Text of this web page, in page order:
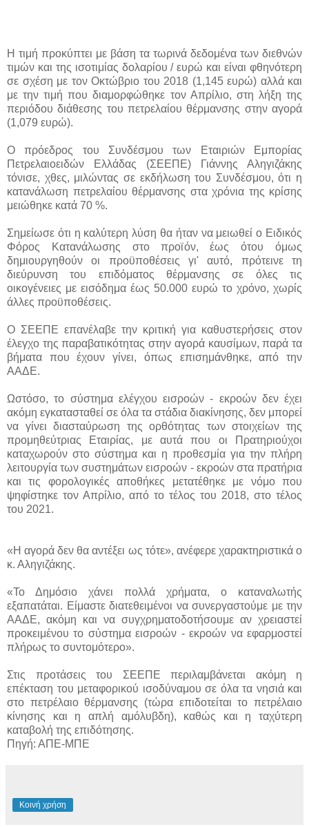
Η τιμή προκύπτει με βάση τα τωρινά δεδομένα των διεθνών
τιμών και της ισοτιμίας δολαρίου / ευρώ και είναι φθηνότερη
σε σχέση με τον Οκτώβριο του 2018 (1,145 ευρώ) αλλά και
με την τιμή που διαμορφώθηκε τον Απρίλιο, στη λήξη της
περιόδου διάθεσης του πετρελαίου θέρμανσης στην αγορά
(1,079 ευρώ).
Ο πρόεδρος του Συνδέσμου των Εταιριών Εμπορίας
Πετρελαιοειδών Ελλάδας (ΣΕΕΠΕ) Γιάννης Αληγιζάκης
τόνισε, χθες, μιλώντας σε εκδήλωση του Συνδέσμου, ότι η
κατανάλωση πετρελαίου θέρμανσης στα χρόνια της κρίσης
μειώθηκε κατά 70 %.
Σημείωσε ότι η καλύτερη λύση θα ήταν να μειωθεί ο Ειδικός
Φόρος Κατανάλωσης στο προϊόν, έως ότου όμως
δημιουργηθούν οι προϋποθέσεις γι' αυτό, πρότεινε τη
διεύρυνση του επιδόματος θέρμανσης σε όλες τις
οικογένειες με εισόδημα έως 50.000 ευρώ το χρόνο, χωρίς
άλλες προϋποθέσεις.
Ο ΣΕΕΠΕ επανέλαβε την κριτική για καθυστερήσεις στον
έλεγχο της παραβατικότητας στην αγορά καυσίμων, παρά τα
βήματα που έχουν γίνει, όπως επισημάνθηκε, από την
ΑΑΔΕ.
Ωστόσο, το σύστημα ελέγχου εισροών - εκροών δεν έχει
ακόμη εγκατασταθεί σε όλα τα στάδια διακίνησης, δεν μπορεί
να γίνει διασταύρωση της ορθότητας των στοιχείων της
προμηθεύτριας Εταιρίας, με αυτά που οι Πρατηριούχοι
καταχωρούν στο σύστημα και η προθεσμία για την πλήρη
λειτουργία των συστημάτων εισροών - εκροών στα πρατήρια
και τις φορολογικές αποθήκες μετατέθηκε με νόμο που
ψηφίστηκε τον Απρίλιο, από το τέλος του 2018, στο τέλος
του 2021.
«Η αγορά δεν θα αντέξει ως τότε», ανέφερε χαρακτηριστικά ο
κ. Αληγιζάκης.
«Το Δημόσιο χάνει πολλά χρήματα, ο καταναλωτής
εξαπατάται. Είμαστε διατεθειμένοι να συνεργαστούμε με την
ΑΑΔΕ, ακόμη και να συγχρηματοδοτήσουμε αν χρειαστεί
προκειμένου το σύστημα εισροών - εκροών να εφαρμοστεί
πλήρως το συντομότερο».
Στις προτάσεις του ΣΕΕΠΕ περιλαμβάνεται ακόμη η
επέκταση του μεταφορικού ισοδύναμου σε όλα τα νησιά και
στο πετρέλαιο θέρμανσης (τώρα επιδοτείται το πετρέλαιο
κίνησης και η απλή αμόλυβδη), καθώς και η ταχύτερη
καταβολή της επιδότησης.
Πηγή: ΑΠΕ-ΜΠΕ
Κοινή χρήση